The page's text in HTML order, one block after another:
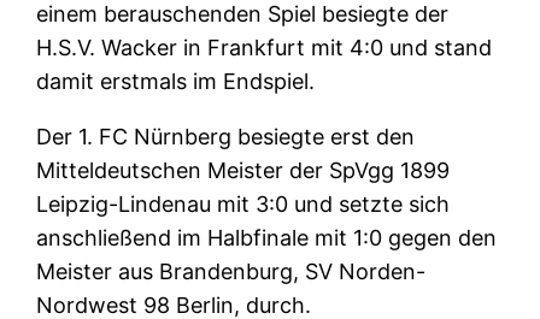
einem berauschenden Spiel besiegte der
H.S.V. Wacker in Frankfurt mit 4:0 und stand
damit erstmals im Endspiel.
Der 1. FC Nürnberg besiegte erst den
Mitteldeutschen Meister der SpVgg 1899
Leipzig-Lindenau mit 3:0 und setzte sich
anschließend im Halbfinale mit 1:0 gegen den
Meister aus Brandenburg, SV Norden-
Nordwest 98 Berlin, durch.